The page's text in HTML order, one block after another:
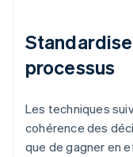
processus
Les techniques
cohérence des
que de gagner en